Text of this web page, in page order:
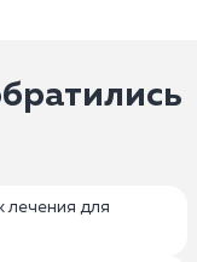
лечения для